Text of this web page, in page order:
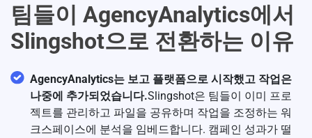
팀들이 AgencyAnalytics에서
Slingshot으로 전환하는 이유
AgencyAnalytics는 보고 플랫폼으로 시작했고 작업은
나중에 추가되었습니다.Slingshot은 팀들이 이미 프로
젝트를 관리하고 파일을 공유하며 작업을 조정하는 워
크스페이스에 분석을 임베드합니다. 캠페인 성과가 떨